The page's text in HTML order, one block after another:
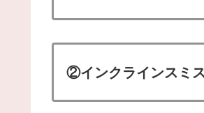
②インクラインスミ